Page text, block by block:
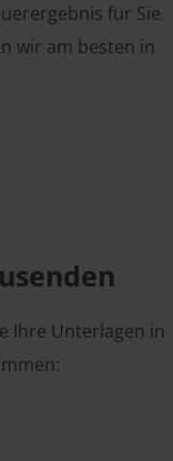
für Sie
wir am besten in
Ihre Unterlagen in